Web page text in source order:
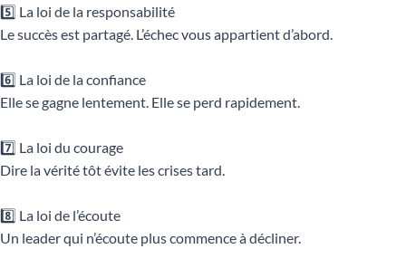
5️⃣ La loi de la responsabilité
Le succès est partagé. L’échec vous appartient d’abord.
6️⃣ La loi de la confiance
Elle se gagne lentement. Elle se perd rapidement.
7️⃣ La loi du courage
Dire la vérité tôt évite les crises tard.
8️⃣ La loi de l’écoute
Un leader qui n’écoute plus commence à décliner.